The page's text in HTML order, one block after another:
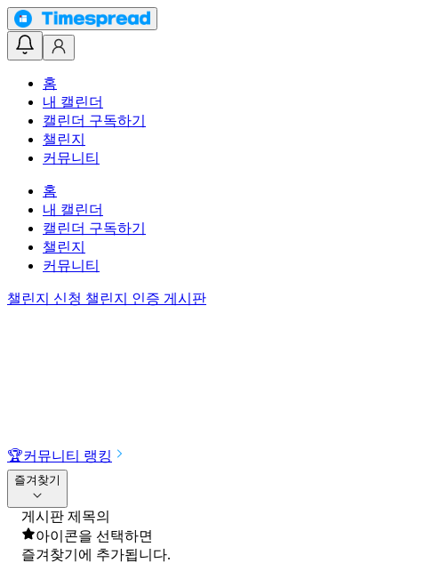
홈
내 캘린더
캘린더 구독하기
챌린지
커뮤니티
홈
내 캘린더
캘린더 구독하기
챌린지
커뮤니티
챌린지 신청 챌린지 인증 게시판
🏆커뮤니티 랭킹
즐겨찾기
게시판 제목의
아이콘을 선택하면
즐겨찾기에 추가됩니다.